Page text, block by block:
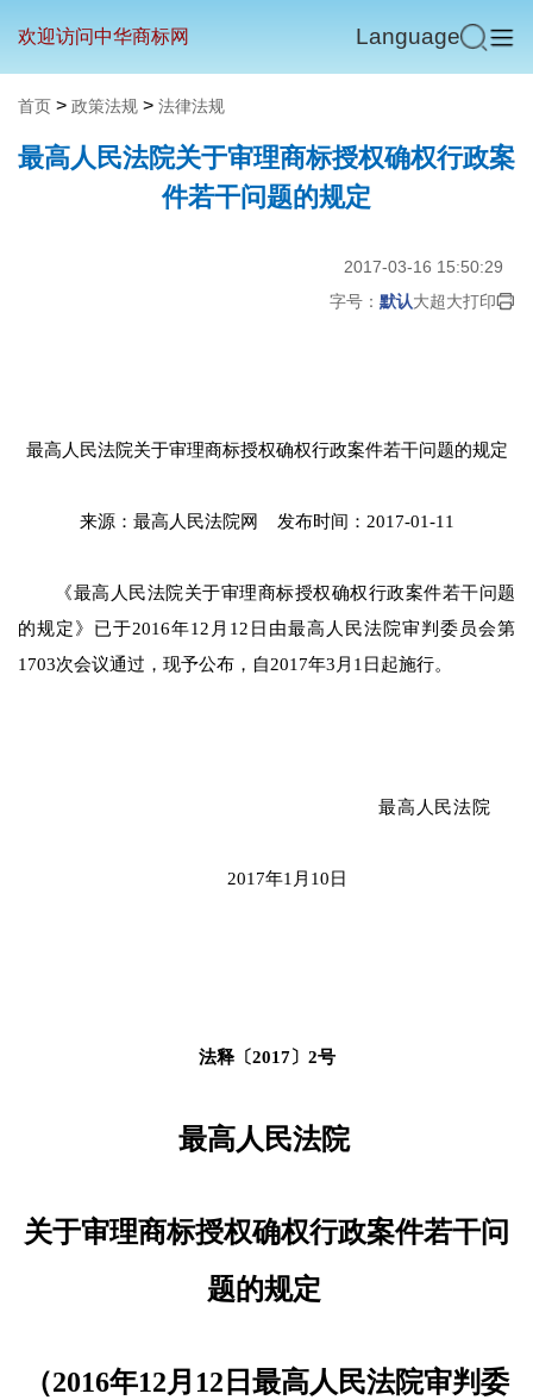
欢迎访问中华商标网 Language
首页 > 政策法规 > 法律法规
最高人民法院关于审理商标授权确权行政案
件若干问题的规定
2017-03-16 15:50:29
字号： 默认大超大打印
最高人民法院关于审理商标授权确权行政案件若干问题的规定
来源：最高人民法院网 发布时间：2017-01-11
《最高人民法院关于审理商标授权确权行政案件若干问题
的规定》已于2016年12月12日由最高人民法院审判委员会第
1703次会议通过，现予公布，自2017年3月1日起施行。
最高人民法院
2017年1月10日
法释〔2017〕2号
最高人民法院
关于审理商标授权确权行政案件若干问
题的规定
（2016年12月12日最高人民法院审判委